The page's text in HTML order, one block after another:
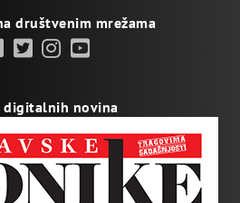
društvenim mrežama
digitalnih novina